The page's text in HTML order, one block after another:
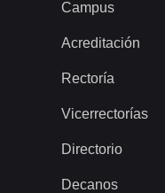
Campus
Acreditación
Rectoría
Vicerrectorías
Directorio
Decanos